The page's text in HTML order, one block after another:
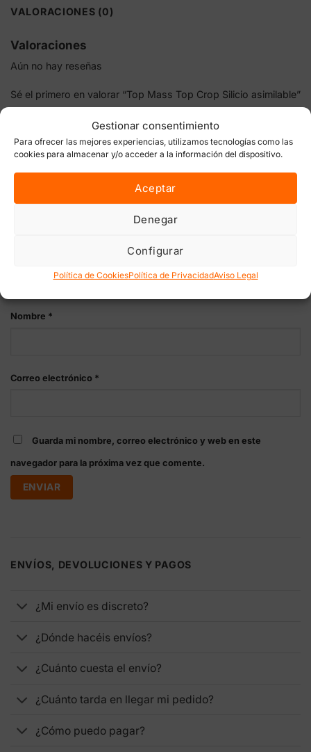
Gestionar consentimiento
Para ofrecer las mejores experiencias, utilizamos tecnologías como las
cookies para almacenar y/o acceder a la información del dispositivo.
Aceptar
Denegar
Configurar
Política de CookiesPolítica de PrivacidadAviso Legal
VALORACIONES (0)
Valoraciones
Aún no hay reseñas
Sé el primero en valorar “Top Mass Top Crop Silicio asimilable”
Tu dirección de correo electrónico no será publicada.
campos obligatorios están marcados con*
Tu puntuación
Tu valoración
Nombre *
Correo electrónico *
Guarda mi nombre, correo electrónico y web en este
navegador para la próxima vez que comente.
ENVÍOS, DEVOLUCIONES Y PAGOS
¿Mi envío es discreto?
¿Dónde hacéis envíos?
¿Cuánto cuesta el envío?
¿Cuánto tarda en llegar mi pedido?
¿Cómo puedo pagar?